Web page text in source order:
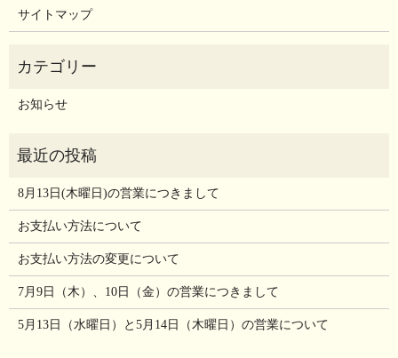
サイトマップ
お知らせ
8月13日(木曜日)の営業につきまして
お支払い方法について
お支払い方法の変更について
7月9日（木）、10日（金）の営業につきまして
5月13日（水曜日）と5月14日（木曜日）の営業について